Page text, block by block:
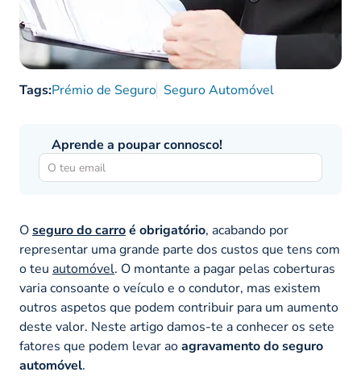
Tags:Prémio de Seguro Seguro Automóvel
Aprende a poupar connosco!
Oseguro do carroé obrigatório, acabando por
representar uma grande parte dos custos que tens com
o teu automóvel. O montante a pagar pelas coberturas
varia consoante o veículo e o condutor, mas existem
outros aspetos que podem contribuir para um aumento
deste valor. Neste artigo damos-te a conhecer os sete
fatores que podem levar aoagravamento do seguro
automóvel.